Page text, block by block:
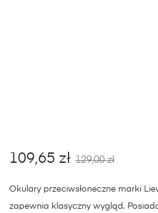
129,00zł
109,65 zł
Okulary przeciwsłoneczne marki
zapewnia klasyczny wygląd.